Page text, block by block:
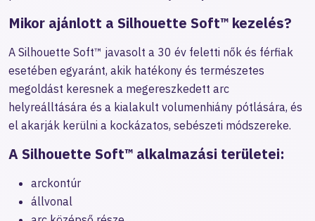
Mikor ajánlott a Silhouette Soft™ kezelés?
A Silhouette Soft™ javasolt a 30 év feletti nők és férfiak
esetében egyaránt, akik hatékony és természetes
megoldást keresnek a megereszkedett arc
helyreálltására és a kialakult volumenhiány pótlására, és
el akarják kerülni a kockázatos, sebészeti módszereke.
A Silhouette Soft™ alkalmazási területei:
arckontúr
állvonal